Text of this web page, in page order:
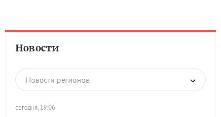
Новости
Новости регионов
сегодня, 19:06